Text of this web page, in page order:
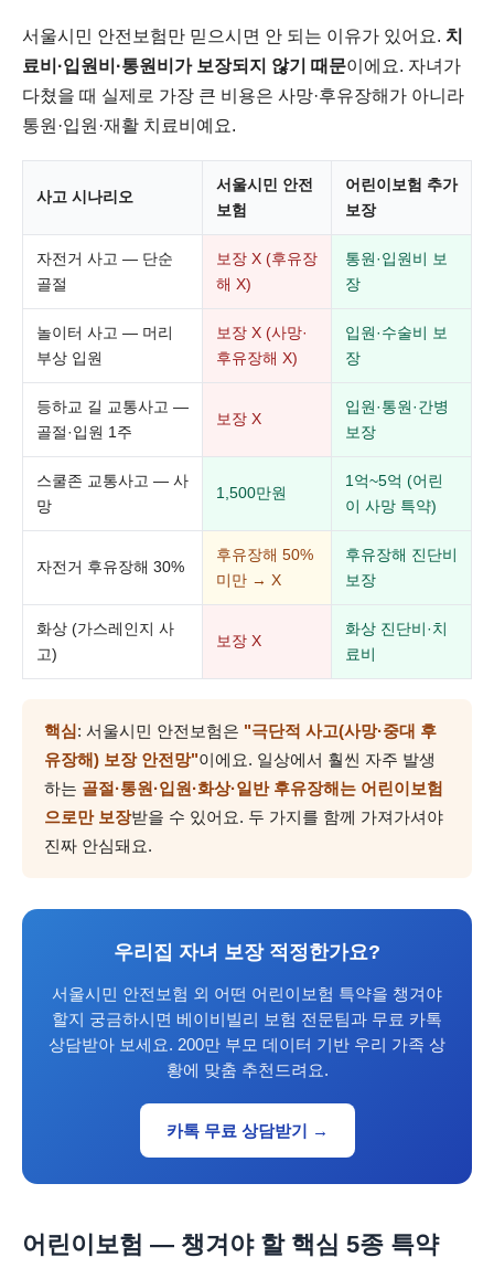
서울시민 안전보험만 믿으시면 안 되는 이유가 있어요. 치
료비·입원비·통원비가 보장되지 않기 때문이에요. 자녀가
다쳤을 때 실제로 가장 큰 비용은 사망·후유장해가 아니라
통원·입원·재활 치료비예요.
사고 시나리오
서울시민 안전
보험
어린이보험 추가
보장
자전거 사고 — 단순
골절
보장 X (후유장
해 X)
통원·입원비 보
장
놀이터 사고 — 머리
부상 입원
보장 X (사망·
후유장해 X)
입원·수술비 보
장
등하교 길 교통사고 —
골절·입원 1주
보장 X
입원·통원·간병
보장
스쿨존 교통사고 — 사
망
1,500만원
1억~5억 (어린
이 사망 특약)
자전거 후유장해 30%
후유장해 50%
미만 → X
후유장해 진단비
보장
화상 (가스레인지 사
고)
보장 X
화상 진단비·치
료비
핵심: 서울시민 안전보험은 "극단적 사고(사망·중대 후
유장해) 보장 안전망"이에요. 일상에서 훨씬 자주 발생
하는 골절·통원·입원·화상·일반 후유장해는 어린이보험
으로만 보장받을 수 있어요. 두 가지를 함께 가져가셔야
진짜 안심돼요.
우리집 자녀 보장 적정한가요?
서울시민 안전보험 외 어떤 어린이보험 특약을 챙겨야
할지 궁금하시면 베이비빌리 보험 전문팀과 무료 카톡
상담받아 보세요. 200만 부모 데이터 기반 우리 가족 상
황에 맞춤 추천드려요.
카톡 무료 상담받기 →
어린이보험 — 챙겨야 할 핵심 5종 특약